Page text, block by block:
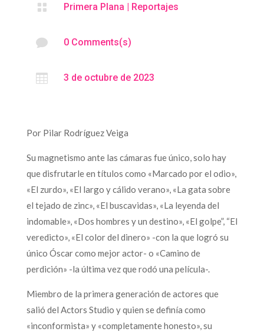
 Primera Plana | Reportajes
 0 Comments(s)
 3 de octubre de 2023
Por Pilar Rodríguez Veiga
Su magnetismo ante las cámaras fue único, solo hay
que disfrutarle en títulos como «Marcado por el odio»,
«El zurdo», «El largo y cálido verano», «La gata sobre
el tejado de zinc», «El buscavidas», «La leyenda del
indomable», «Dos hombres y un destino», «El golpe”, “El
veredicto», «El color del dinero» -con la que logró su
único Óscar como mejor actor- o «Camino de
perdición» -la última vez que rodó una película-.
Miembro de la primera generación de actores que
salió del Actors Studio y quien se definía como
«inconformista» y «completamente honesto», su